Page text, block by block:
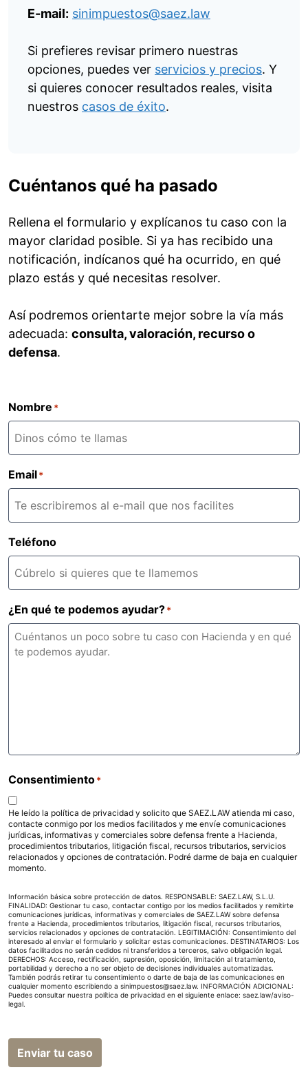
E-mail: sinimpuestos@saez.law
Si prefieres revisar primero nuestras
opciones, puedes ver servicios y precios. Y
si quieres conocer resultados reales, visita
nuestros casos de éxito.
Cuéntanos qué ha pasado
Rellena el formulario y explícanos tu caso con la
mayor claridad posible. Si ya has recibido una
notificación, indícanos qué ha ocurrido, en qué
plazo estás y qué necesitas resolver.
Así podremos orientarte mejor sobre la vía más
adecuada: consulta, valoración, recurso o
defensa.
Nombre *
Email*
Teléfono
¿En qué te podemos ayudar?*
Consentimiento*
He leído la política de privacidad y solicito que SAEZ.LAW atienda mi caso,
contacte conmigo por los medios facilitados y me envíe comunicaciones
jurídicas, informativas y comerciales sobre defensa frente a Hacienda,
procedimientos tributarios, litigación fiscal, recursos tributarios, servicios
relacionados y opciones de contratación. Podré darme de baja en cualquier
momento.
Información básica sobre protección de datos. RESPONSABLE: SAEZ.LAW, S.L.U.
FINALIDAD: Gestionar tu caso, contactar contigo por los medios facilitados y remitirte
comunicaciones jurídicas, informativas y comerciales de SAEZ.LAW sobre defensa
frente a Hacienda, procedimientos tributarios, litigación fiscal, recursos tributarios,
servicios relacionados y opciones de contratación. LEGITIMACIÓN: Consentimiento del
interesado al enviar el formulario y solicitar estas comunicaciones. DESTINATARIOS: Los
datos facilitados no serán cedidos ni transferidos a terceros, salvo obligación legal.
DERECHOS: Acceso, rectificación, supresión, oposición, limitación al tratamiento,
portabilidad y derecho a no ser objeto de decisiones individuales automatizadas.
También podrás retirar tu consentimiento o darte de baja de las comunicaciones en
cualquier momento escribiendo a sinimpuestos@saez.law. INFORMACIÓN ADICIONAL:
Puedes consultar nuestra política de privacidad en el siguiente enlace: saez.law/aviso-
legal.
Enviar tu caso